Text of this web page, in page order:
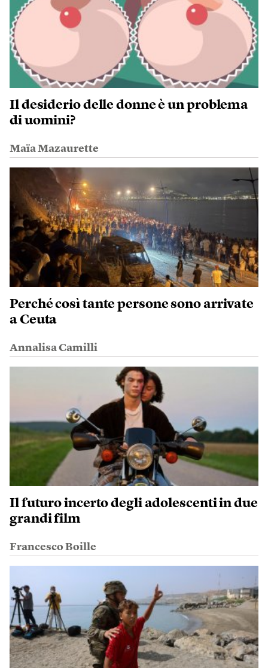
Il desiderio delle donne è un problema
di uomini?
Maïa Mazaurette
Perché così tante persone sono arrivate
a Ceuta
Annalisa Camilli
Il futuro incerto degli adolescenti in due
grandi film
Francesco Boille